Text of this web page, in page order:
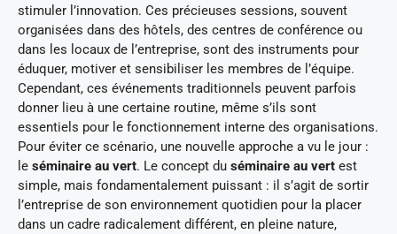
stimuler l’innovation. Ces précieuses sessions, souvent
organisées dans des hôtels, des centres de conférence ou
dans les locaux de l’entreprise, sont des instruments pour
éduquer, motiver et sensibiliser les membres de l’équipe.
Cependant, ces événements traditionnels peuvent parfois
donner lieu à une certaine routine, même s’ils sont
essentiels pour le fonctionnement interne des organisations.
Pour éviter ce scénario, une nouvelle approche a vu le jour :
le séminaire au vert. Le concept du séminaire au vert est
simple, mais fondamentalement puissant : il s’agit de sortir
l’entreprise de son environnement quotidien pour la placer
dans un cadre radicalement différent, en pleine nature,